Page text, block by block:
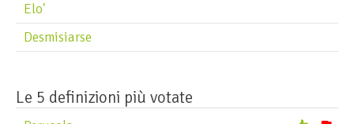
Chègabraghe
Chichignàr
Chizhòle
Elo'
Desmisiarse
Le 5 definizioni più votate